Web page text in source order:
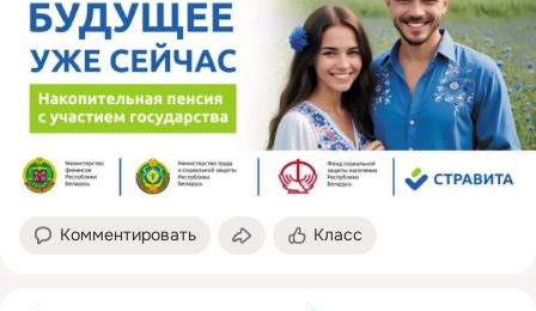
Комментировать Класс